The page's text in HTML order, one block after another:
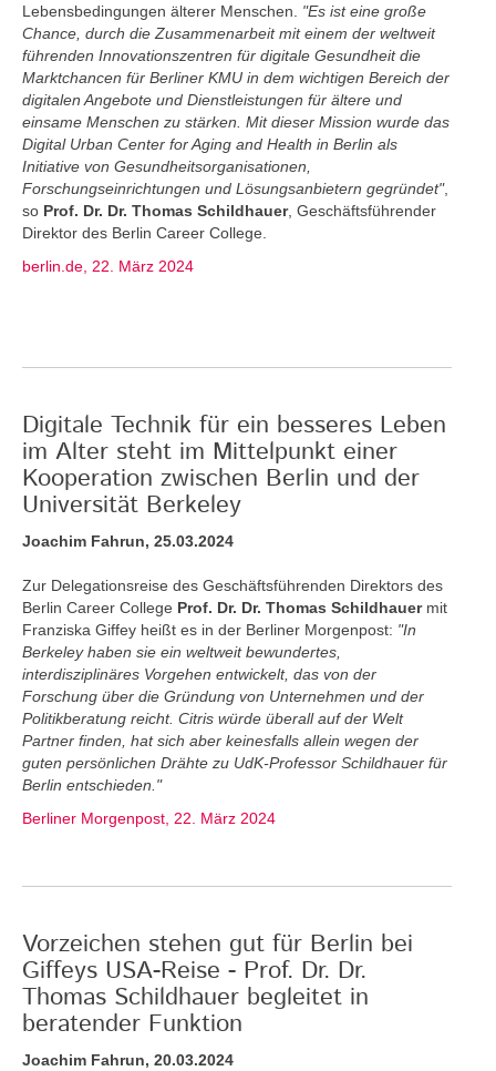
Lebensbedingungen älterer Menschen. "Es ist eine große
Chance, durch die Zusammenarbeit mit einem der weltweit
führenden Innovationszentren für digitale Gesundheit die
Marktchancen für Berliner KMU in dem wichtigen Bereich der
digitalen Angebote und Dienstleistungen für ältere und
einsame Menschen zu stärken. Mit dieser Mission wurde das
Digital Urban Center for Aging and Health in Berlin als
Initiative von Gesundheitsorganisationen,
Forschungseinrichtungen und Lösungsanbietern gegründet",
so Prof. Dr. Dr. Thomas Schildhauer, Geschäftsführender
Direktor des Berlin Career College.
berlin.de, 22. März 2024
Digitale Technik für ein besseres Leben
im Alter steht im Mittelpunkt einer
Kooperation zwischen Berlin und der
Universität Berkeley
Joachim Fahrun, 25.03.2024
Zur Delegationsreise des Geschäftsführenden Direktors des
Berlin Career College Prof. Dr. Dr. Thomas Schildhauermit
Franziska Giffey heißt es in der Berliner Morgenpost: "In
Berkeley haben sie ein weltweit bewundertes,
interdisziplinäres Vorgehen entwickelt, das von der
Forschung über die Gründung von Unternehmen und der
Politikberatung reicht. Citris würde überall auf der Welt
Partner finden, hat sich aber keinesfalls allein wegen der
guten persönlichen Drähte zu UdK-Professor Schildhauer für
Berlin entschieden."
Berliner Morgenpost, 22. März 2024
Vorzeichen stehen gut für Berlin bei
Giffeys USA-Reise - Prof. Dr. Dr.
Thomas Schildhauer begleitet in
beratender Funktion
Joachim Fahrun, 20.03.2024